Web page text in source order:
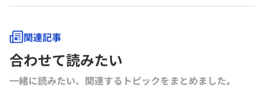
関連記事
合わせて読みたい
一緒に読みたい、関連するトピックをまとめました｡